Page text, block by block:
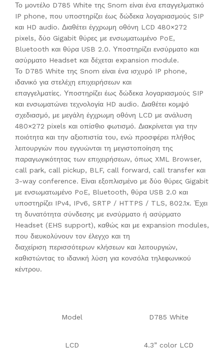
Το μοντέλο D785 White της Snom είναι ένα επαγγελματικό
IP phone, που υποστηρίζει έως δώδεκα λογαριασμούς SIP
και HD audio. Διαθέτει έγχρωμη οθόνη LCD 480×272
pixels, δύο Gigabit θύρες με ενσωματωμένο PoE,
Bluetooth και θύρα USB 2.0. Υποστηρίζει ενσύρματο και
ασύρματο Headset και δέχεται expansion module.
Το D785 White της Snom είναι ένα ισχυρό IP phone,
ιδανικό για στελέχη επιχειρήσεων και
επαγγελματίες. Υποστηρίζει έως δώδεκα λογαριασμούς SIP
και ενσωματώνει τεχνολογία HD audio. Διαθέτει κομψό
σχεδιασμό, με μεγάλη έγχρωμη οθόνη LCD με ανάλυση
480×272 pixels και οπίσθιο φωτισμό. Διακρίνεται για την
ποιότητα και την αξιοπιστία του, ενώ προσφέρει πλήθος
λειτουργιών που εγγυώνται τη μεγιστοποίηση της
παραγωγικότητας των επιχειρήσεων, όπως XML Browser,
call park, call pickup, BLF, call forward, call transfer και
3-way conference. Είναι εξοπλισμένο με δύο θύρες Gigabit
με ενσωματωμένο PoE, Bluetooth, θύρα USB 2.0 και
υποστηρίζει IPv4, IPv6, SRTP / HTTPS / TLS, 802.1x. Έχει
τη δυνατότητα σύνδεσης με ενσύρματο ή ασύρματο
Headset (EHS support), καθώς και με expansion modules,
που διευκολύνουν τον έλεγχο και τη
διαχείριση περισσότερων κλήσεων και λειτουργιών,
καθιστώντας το ιδανική λύση για κονσόλα τηλεφωνικού
κέντρου.
Model D785 White
LCD 4.3” color LCD